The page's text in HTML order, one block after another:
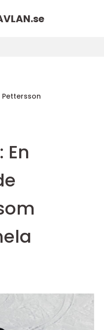
se
Pettersson